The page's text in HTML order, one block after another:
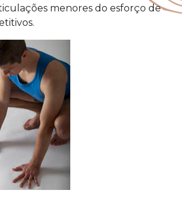
menores do esforço de